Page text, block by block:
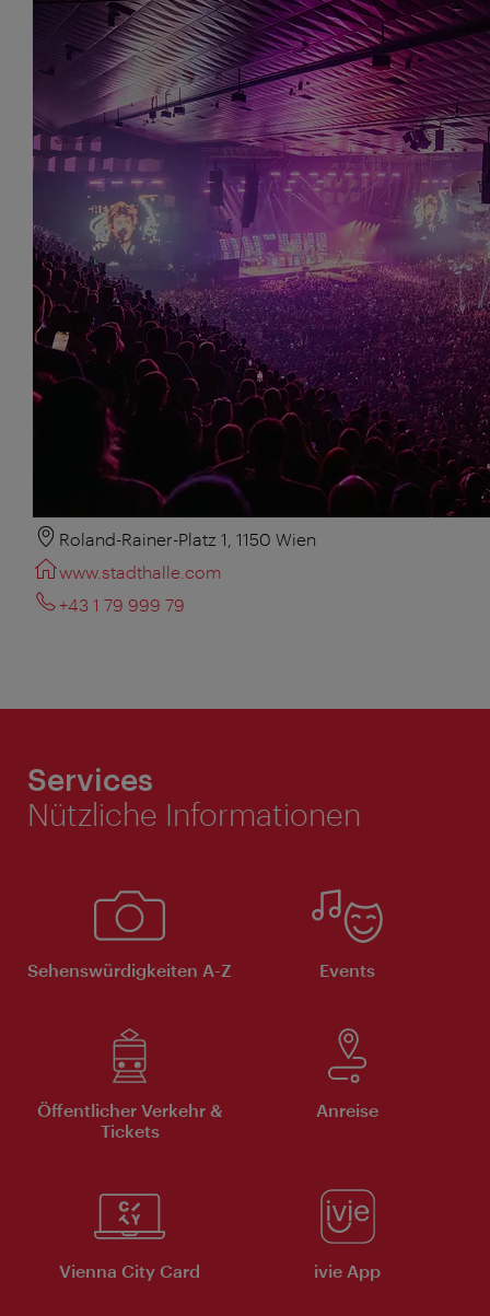
Roland-Rainer-Platz 1, 1150 Wien
www.stadthalle.com
+43 1 79 999 79
Services
Nützliche Informationen
Sehenswürdigkeiten A-Z Events
Öffentlicher Verkehr &
Tickets
Anreise
Vienna City Card ivie App